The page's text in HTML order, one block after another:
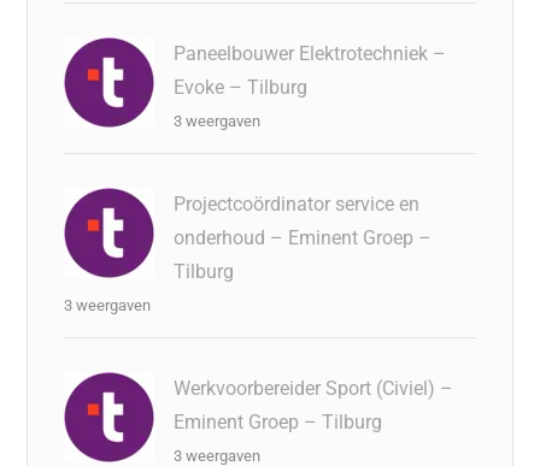
Paneelbouwer Elektrotechniek –
Evoke – Tilburg
3 weergaven
Projectcoördinator service en
onderhoud – Eminent Groep –
Tilburg
3 weergaven
Werkvoorbereider Sport (Civiel) –
Eminent Groep – Tilburg
3 weergaven